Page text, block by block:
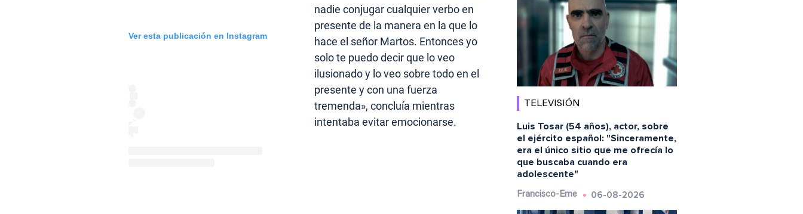
Ver esta publicación en Instagram
nadie conjugar cualquier verbo en
presente de la manera en la que lo
hace el señor Martos. Entonces yo
solo te puedo decir que lo veo
ilusionado y lo veo sobre todo en el
presente y con una fuerza
tremenda», concluía mientras
intentaba evitar emocionarse.
TELEVISIÓN
Luis Tosar (54 años), actor, sobre
el ejército español: "Sinceramente,
era el único sitio que me ofrecía lo
que buscaba cuando era
adolescente"
Francisco-Eme 06-08-2026